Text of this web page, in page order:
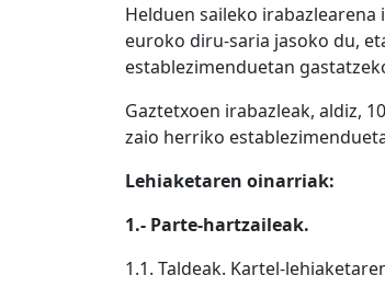
Helduen saileko irabazlearena
euroko diru-saria jasoko du,
establezimenduetan
Gaztetxoen irabazleak, aldiz,
zaio herriko
Lehiaketaren oinarriak:
1.- Parte-hartzaileak.
1.1. Taldeak. Kartel-